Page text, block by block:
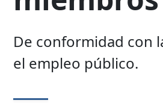
De conformidad con
el empleo público.